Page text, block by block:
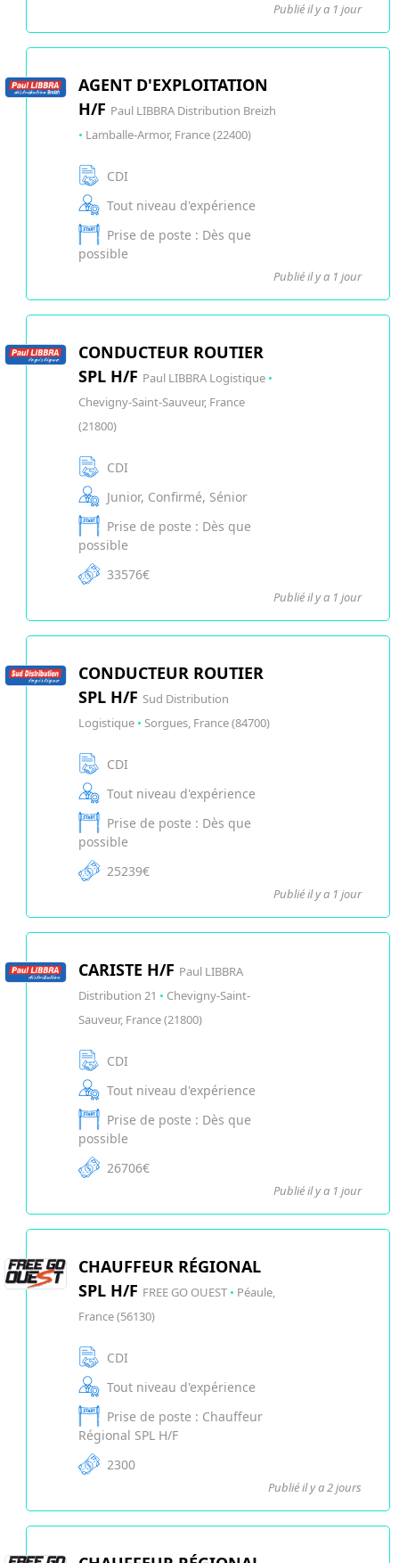
Publié il y a 1 jour
AGENT D'EXPLOITATION
H/F Paul LIBBRA Distribution Breizh
• Lamballe-Armor, France (22400)
CDI
Tout niveau d'expérience
Prise de poste : Dès que
possible
Publié il y a 1 jour
CONDUCTEUR ROUTIER
SPL H/F Paul LIBBRA Logistique •
Chevigny-Saint-Sauveur, France
(21800)
CDI
Junior, Confirmé, Sénior
Prise de poste : Dès que
possible
33576€
Publié il y a 1 jour
CONDUCTEUR ROUTIER
SPL H/F Sud Distribution
Logistique • Sorgues, France (84700)
CDI
Tout niveau d'expérience
Prise de poste : Dès que
possible
25239€
Publié il y a 1 jour
CARISTE H/F Paul LIBBRA
Distribution 21 • Chevigny-Saint-
Sauveur, France (21800)
CDI
Tout niveau d'expérience
Prise de poste : Dès que
possible
26706€
Publié il y a 1 jour
CHAUFFEUR RÉGIONAL
SPL H/F FREE GO OUEST • Péaule,
France (56130)
CDI
Tout niveau d'expérience
Prise de poste : Chauffeur
Régional SPL H/F
2300
Publié il y a 2 jours